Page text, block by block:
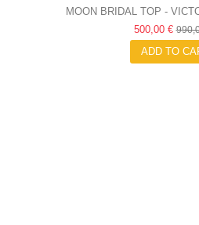
MOON BRIDAL TOP -
500,00 €
ADD TO